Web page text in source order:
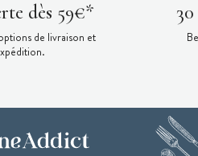
dès 59€*
de livraison et